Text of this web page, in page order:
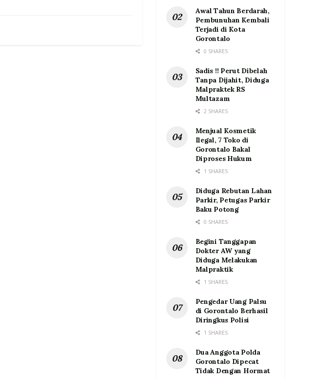
Awal Tahun Berdarah,
Pembunuhan Kembali
Terjadi di Kota
Gorontalo
0 SHARES
Sadis !! Perut Dibelah
Tanpa Dijahit, Diduga
Malpraktek RS
Multazam
2 SHARES
Menjual Kosmetik
Ilegal, 7 Toko di
Gorontalo Bakal
Diproses Hukum
1 SHARES
Diduga Rebutan Lahan
Parkir, Petugas Parkir
Baku Potong
0 SHARES
Begini Tanggapan
Dokter AW yang
Diduga Melakukan
Malpraktik
1 SHARES
Pengedar Uang Palsu
di Gorontalo Berhasil
Diringkus Polisi
1 SHARES
Dua Anggota Polda
Gorontalo Dipecat
Tidak Dengan Hormat